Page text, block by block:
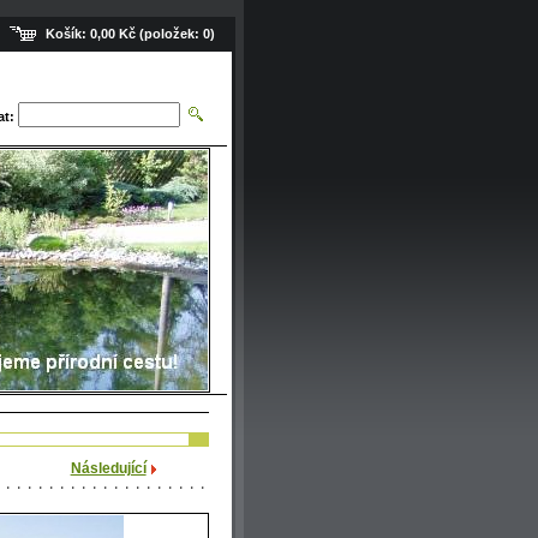
Následující
Košík: 0,00 Kč (položek: 0)